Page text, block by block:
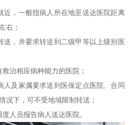
近，一般指病人所在地至送达医院距离
右；
送，并要求转送到二级甲等以上级别医
治相应病种能力的医院；
人及家属要求送到医保定点医院、合同
况下，可不受地域限制转送；
人员报告病人送达医院。